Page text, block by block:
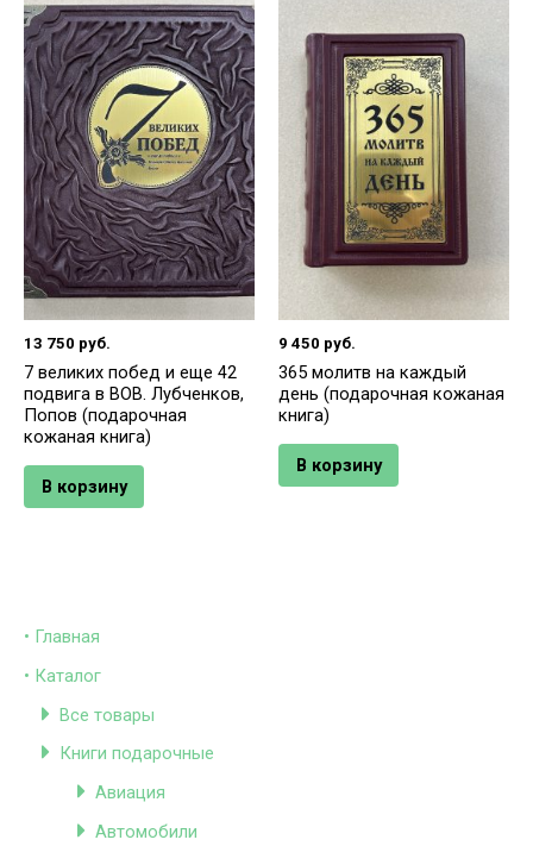
• Главная
• Каталог
Все товары
Книги подарочные
Авиация
Автомобили
13 750 руб.
7 великих побед и еще 42
подвига в ВОВ. Лубченков,
Попов (подарочная
кожаная книга)
В корзину
9 450 руб.
365 молитв на каждый
день (подарочная кожаная
книга)
В корзину